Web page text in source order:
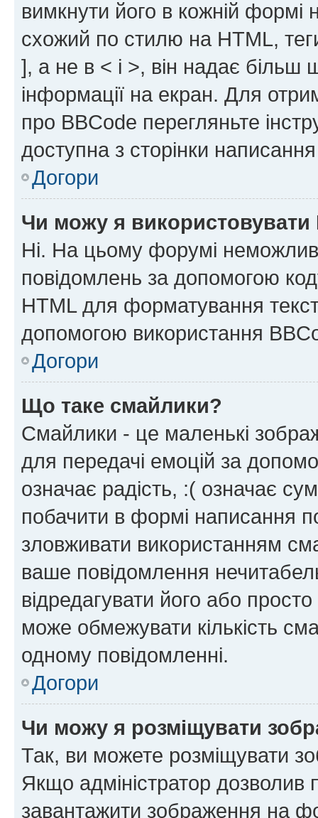
вимкнути його в кожній
схожий по стилю на HTML,
], а не в < і >, він надає більш
інформації на екран. Для
про BBCode перегляньте
доступна з сторінки
Догори
Чи можу я використовувати
Ні. На цьому форумі
повідомлень за допомогою
HTML для форматування
допомогою використання
Догори
Що таке смайлики?
Смайлики - це маленькі
для передачі емоцій за
означає радість, :( означає
побачити в формі написання
зловживати використанням
ваше повідомлення
відредагувати його або
може обмежувати кількість
одному повідомленні.
Догори
Чи можу я розміщувати
Так, ви можете розміщувати
Якщо адміністратор
завантажити зображення на